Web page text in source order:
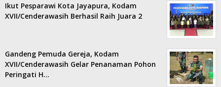
Ikut Pesparawi Kota Jayapura, Kodam
XVII/Cenderawasih Berhasil Raih Juara 2
Gandeng Pemuda Gereja, Kodam
XVII/Cenderawasih Gelar Penanaman Pohon
Peringati H…